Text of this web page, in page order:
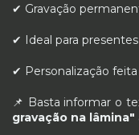
✔ Gravação
✔ Ideal para
✔ Personalização
📌 Basta informar o
gravação na lâmina"